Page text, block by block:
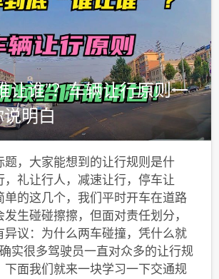
让谁”？车辆让行原则一
明白
题，大家能想到的让行规则是什
，礼让行人，减速让行，停车让
单的这几个，我们平时开车在道路
生碰碰擦擦，但面对责任划分，
异议：为什么两车碰撞，凭什么就
实很多驾驶员一直对众多的让行规
下面我们就来一块学习一下交通规